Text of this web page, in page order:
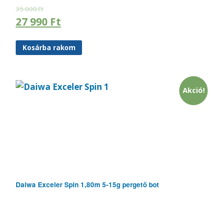
35 000Ft
27 990 Ft
Kosárba rakom
Akció!
Daiwa Exceler Spin 1,80m 5-15g pergető bot